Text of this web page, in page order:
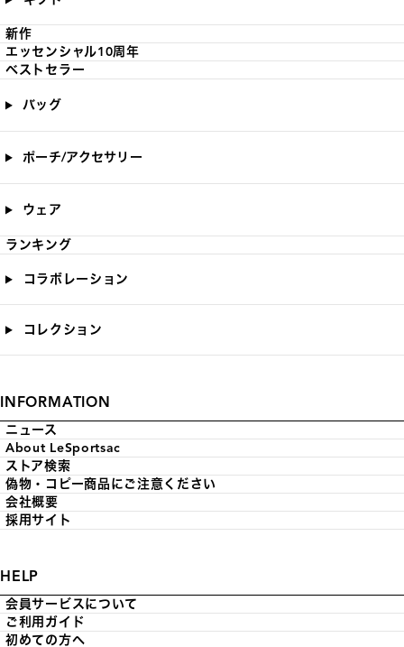
新作
エッセンシャル10周年
ベストセラー
バッグ
ポーチ/アクセサリー
ウェア
ランキング
コラボレーション
コレクション
INFORMATION
ニュース
About LeSportsac
ストア検索
偽物・コピー商品にご注意ください
会社概要
採用サイト
HELP
会員サービスについて
ご利用ガイド
初めての方へ